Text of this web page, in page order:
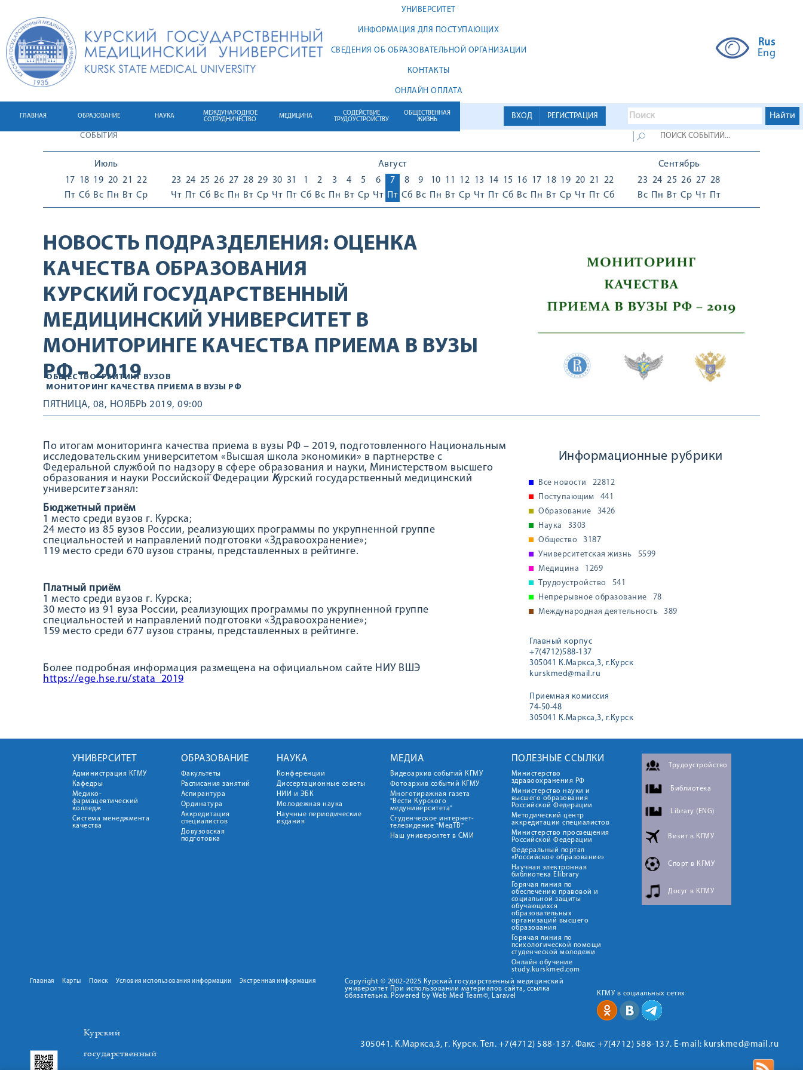
УНИВЕРСИТЕТ
ИНФОРМАЦИЯ ДЛЯ ПОСТУПАЮЩИХ
СВЕДЕНИЯ ОБ ОБРАЗОВАТЕЛЬНОЙ ОРГАНИЗАЦИИ
КОНТАКТЫ
ОНЛАЙН ОПЛАТА
Rus
Eng
ВХОД РЕГИСТРАЦИЯ
ГЛАВНАЯ ОБРАЗОВАНИЕ НАУКА
МЕЖДУНАРОДНОЕ
СОТРУДНИЧЕСТВО
МЕДИЦИНА
СОДЕЙСТВИЕ
ТРУДОУСТРОЙСТВУ
ОБЩЕСТВЕННАЯ
ЖИЗНЬ
СОБЫТИЯ
Июль
17
Пт
18
Сб
19
Вс
20
Пн
21
Вт
22
Ср
Август
23
Чт
24
Пт
25
Сб
26
Вс
27
Пн
28
Вт
29
Ср
30
Чт
31
Пт
1
Сб
2
Вс
3
Пн
4
Вт
5
Ср
6
Чт
7
Пт
8
Сб
9
Вс
10
Пн
11
Вт
12
Ср
13
Чт
14
Пт
15
Сб
16
Вс
17
Пн
18
Вт
19
Ср
20
Чт
21
Пт
22
Сб
Сентябрь
23
Вс
24
Пн
25
Вт
26
Ср
27
Чт
28
Пт
НОВОСТЬ ПОДРАЗДЕЛЕНИЯ: ОЦЕНКА
КАЧЕСТВА ОБРАЗОВАНИЯ
КУРСКИЙ ГОСУДАРСТВЕННЫЙ
МЕДИЦИНСКИЙ УНИВЕРСИТЕТ В
МОНИТОРИНГЕ КАЧЕСТВА ПРИЕМА В ВУЗЫ
РФ – 2019
ОБЩЕСТВО РЕЙТИНГ ВУЗОВ
МОНИТОРИНГ КАЧЕСТВА ПРИЕМА В ВУЗЫ РФ
ПЯТНИЦА, 08, НОЯБРЬ 2019, 09:00
По итогам мониторинга качества приема в вузы РФ – 2019, подготовленного Национальным
исследовательским университетом «Высшая школа экономики» в партнерстве с
Федеральной службой по надзору в сфере образования и науки, Министерством высшего
образования и науки Российской̆ Федерации Курский государственный медицинский
университетзанял:
Бюджетный приём
1 место среди вузов г. Курска;
24 место из 85 вузов России, реализующих программы по укрупненной группе
специальностей и направлений подготовки «Здравоохранение»;
119 место среди 670 вузов страны, представленных в рейтинге.
Платный приём
1 место среди вузов г. Курска;
30 место из 91 вуза России, реализующих программы по укрупненной группе
специальностей и направлений подготовки «Здравоохранение»;
159 место среди 677 вузов страны, представленных в рейтинге.
Более подробная информация размещена на официальном сайте НИУ ВШЭ
https://ege.hse.ru/stata_2019
Информационные рубрики
Все новости
22812
Поступающим
441
Образование
3426
Наука
3303
Общество
3187
Университетская жизнь
5599
Медицина
1269
Трудоустройство
541
Непрерывное образование
78
Международная деятельность
389
Главный корпус
+7(4712)588-137
305041 К.Маркса,3, г.Курск
kurskmed@mail.ru
Приемная комиссия
74-50-48
305041 К.Маркса,3, г.Курск
УНИВЕРСИТЕТ
Администрация КГМУ
Кафедры
Медико-
фармацевтический
колледж
Система менеджмента
качества
ОБРАЗОВАНИЕ
Факультеты
Расписания занятий
Аспирантура
Ординатура
Аккредитация
специалистов
Довузовская
подготовка
НАУКА
Конференции
Диссертационные советы
НИИ и ЭБК
Молодежная наука
Научные периодические
издания
МЕДИА
Видеоархив событий КГМУ
Фотоархив событий КГМУ
Многотиражная газета
"Вести Курского
медуниверситета"
Студенческое интернет-
телевидение "МедТВ"
Наш университет в СМИ
ПОЛЕЗНЫЕ ССЫЛКИ
Министерство
здравоохранения РФ
Министерство науки и
высшего образования
Российской Федерации
Методический центр
аккредитации специалистов
Министерство просвещения
Российской Федерации
Федеральный портал
«Российское образование»
Научная электронная
библиотека Elibrary
Горячая линия по
обеспечению правовой и
социальной защиты
обучающихся
образовательных
организаций высшего
образования
Горячая линия по
психологической помощи
студенческой молодежи
Онлайн обучение
study.kurskmed.com
Трудоустройство
Библиотека
Library (ENG)
Визит в КГМУ
Спорт в КГМУ
Досуг в КГМУ
Главная Карты Поиск Условия использования информации Экстренная информация
Copyright © 2002-2025 Курский государственный медицинский
университет При использовании материалов сайта, ссылка
обязательна. Powered by Web Med Team©, Laravel
КГМУ в социальных сетях
Курский
государственный
305041. К.Маркса,3, г. Курск. Тел. +7(4712) 588-137. Факс +7(4712) 588-137. E-mail: kurskmed@mail.ru